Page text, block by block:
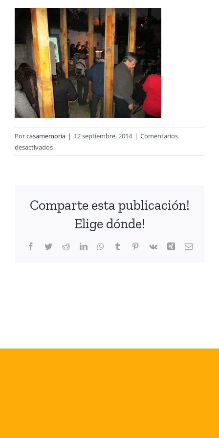
Porcasamemoria | 12 septiembre, 2014 | Comentarios
desactivadosen
Imagen
Comparte esta publicación!
Elige dónde!
Facebook
TwitterRedditLinkedInWhatsApp
TumblrPinterest
Vk Xing Correo